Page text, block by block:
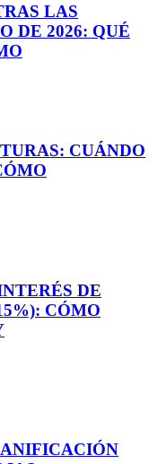
LAS
DE 2026: QUÉ
CUÁNDO
DE
CÓMO